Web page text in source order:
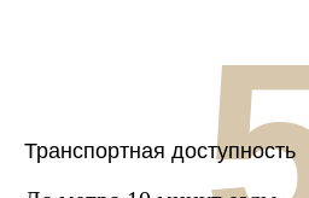
Транспортная доступность